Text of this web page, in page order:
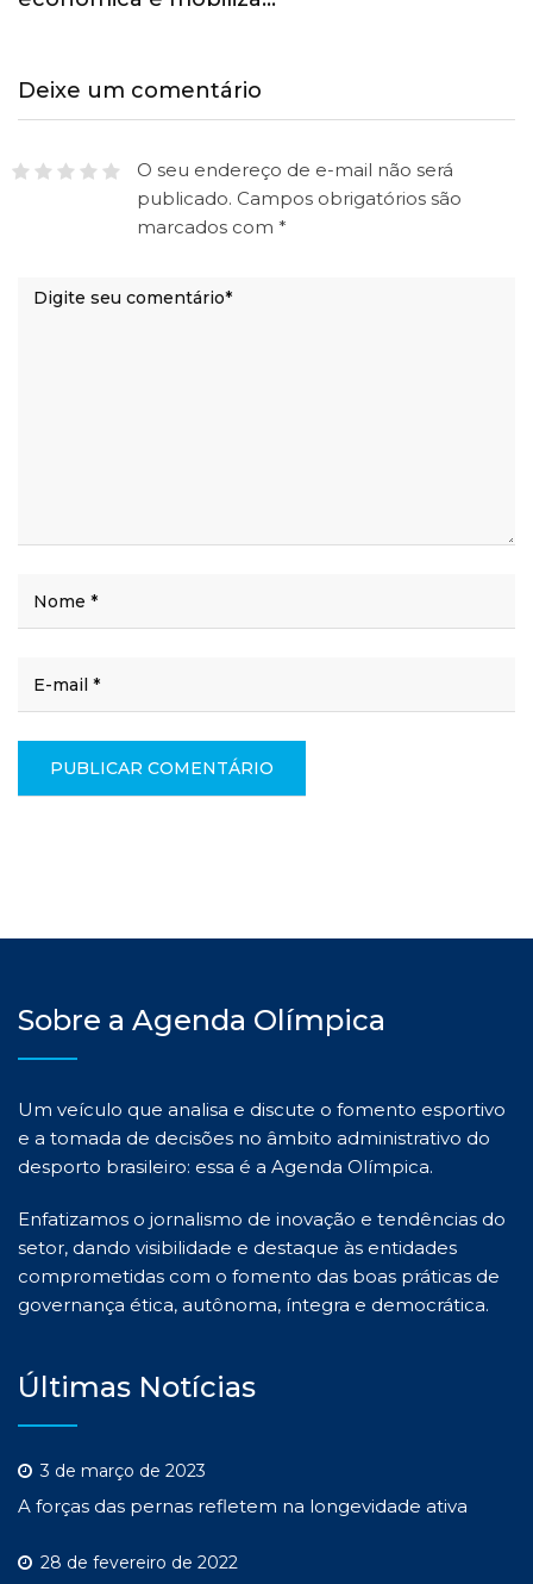
Deixe um comentário
O seu endereço de e-mail não será
publicado. Campos obrigatórios são
marcados com *
Sobre a Agenda Olímpica
Um veículo que analisa e discute o fomento esportivo
e a tomada de decisões no âmbito administrativo do
desporto brasileiro: essa é a Agenda Olímpica.
Enfatizamos o jornalismo de inovação e tendências do
setor, dando visibilidade e destaque às entidades
comprometidas com o fomento das boas práticas de
governança ética, autônoma, íntegra e democrática.
Últimas Notícias
3 de março de 2023
A forças das pernas refletem na longevidade ativa
28 de fevereiro de 2022